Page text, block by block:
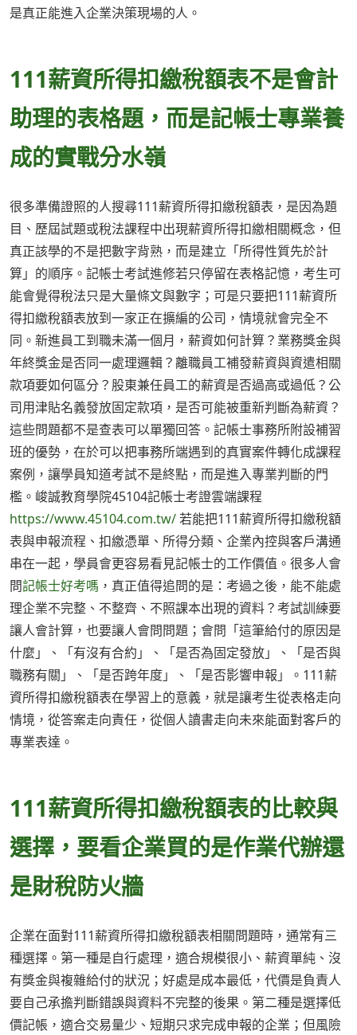
是真正能進入企業決策現場的人。
111薪資所得扣繳稅額表不是會計
助理的表格題，而是記帳士專業養
成的實戰分水嶺
很多準備證照的人搜尋111薪資所得扣繳稅額表，是因為題
目、歷屆試題或稅法課程中出現薪資所得扣繳相關概念，但
真正該學的不是把數字背熟，而是建立「所得性質先於計
算」的順序。記帳士考試進修若只停留在表格記憶，考生可
能會覺得稅法只是大量條文與數字；可是只要把111薪資所
得扣繳稅額表放到一家正在擴編的公司，情境就會完全不
同。新進員工到職未滿一個月，薪資如何計算？業務獎金與
年終獎金是否同一處理邏輯？離職員工補發薪資與資遣相關
款項要如何區分？股東兼任員工的薪資是否過高或過低？公
司用津貼名義發放固定款項，是否可能被重新判斷為薪資？
這些問題都不是查表可以單獨回答。記帳士事務所附設補習
班的優勢，在於可以把事務所端遇到的真實案件轉化成課程
案例，讓學員知道考試不是終點，而是進入專業判斷的門
檻。峻誠教育學院45104記帳士考證雲端課程
https://www.45104.com.tw/若能把111薪資所得扣繳稅額
表與申報流程、扣繳憑單、所得分類、企業內控與客戶溝通
串在一起，學員會更容易看見記帳士的工作價值。很多人會
問記帳士好考嗎 ，真正值得追問的是：考過之後，能不能處
理企業不完整、不整齊、不照課本出現的資料？考試訓練要
讓人會計算，也要讓人會問問題；會問「這筆給付的原因是
什麼」、「有沒有合約」、「是否為固定發放」、「是否與
職務有關」、「是否跨年度」、「是否影響申報」。111薪
資所得扣繳稅額表在學習上的意義，就是讓考生從表格走向
情境，從答案走向責任，從個人讀書走向未來能面對客戶的
專業表達。
111薪資所得扣繳稅額表的比較與
選擇，要看企業買的是作業代辦還
是財稅防火牆
企業在面對111薪資所得扣繳稅額表相關問題時，通常有三
種選擇。第一種是自行處理，適合規模很小、薪資單純、沒
有獎金與複雜給付的狀況；好處是成本最低，代價是負責人
要自己承擔判斷錯誤與資料不完整的後果。第二種是選擇低
價記帳，適合交易量少、短期只求完成申報的企業；但風險